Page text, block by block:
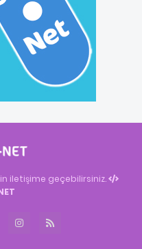
iletişime geçebilirsiniz.